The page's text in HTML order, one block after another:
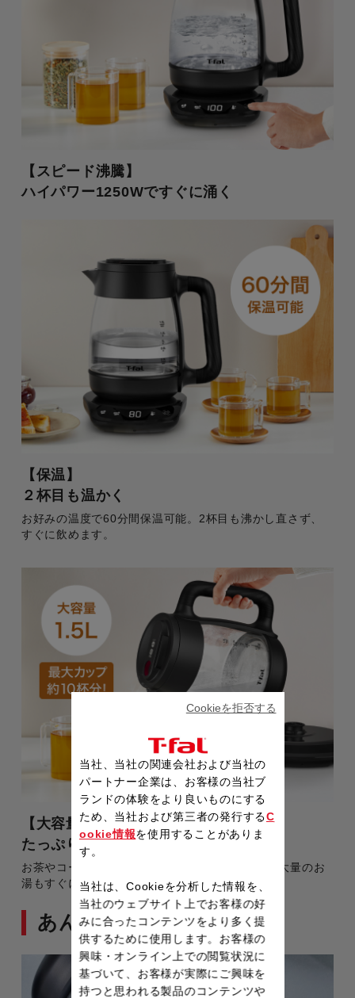
【スピード沸騰】
ハイパワー1250Wですぐに涌く
【保温】
２杯目も温かく
お好みの温度で60分間保温可能。2杯目も沸かし直さず、
すぐに飲めます。
【大容量】
たっぷり沸かせる
お茶やコーヒーだけでなく、パスタなど料理用の大量のお
湯もすぐに沸かせて、時短になります。
あんしん機能
当社、当社の関連会社および当社の
パートナー企業は、お客様の当社ブ
ランドの体験をより良いものにする
ため、当社および第三者の発行するC
ookie情報を使用することがありま
す。
当社は、Cookieを分析した情報を、
当社のウェブサイト上でお客様の好
みに合ったコンテンツをより多く提
供するために使用します。お客様の
興味・オンライン上での閲覧状況に
基づいて、お客様が実際にご興味を
持つと思われる製品のコンテンツや
Cookieを拒否する